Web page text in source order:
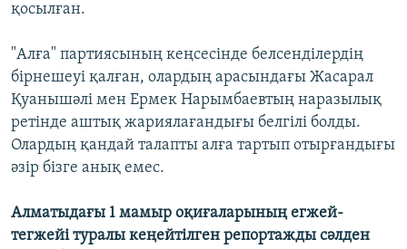
қосылған.
"Алға" партиясының кеңсесінде белсенділердің
бірнешеуі қалған, олардың арасындағы Жасарал
Қуанышәлі мен Ермек Нарымбаевтың наразылық
ретінде аштық жариялағандығы белгілі болды.
Олардың қандай талапты алға тартып отырғандығы
әзір бізге анық емес.
Алматыдағы 1 мамыр оқиғаларының егжей-
тегжейі туралы кеңейтілген репортажды сәлден